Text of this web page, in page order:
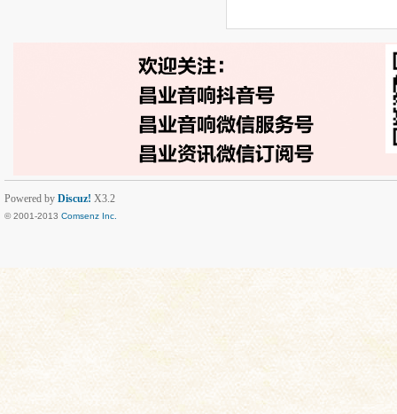
Powered by Discuz! X3.2
© 2001-2013 Comsenz Inc.